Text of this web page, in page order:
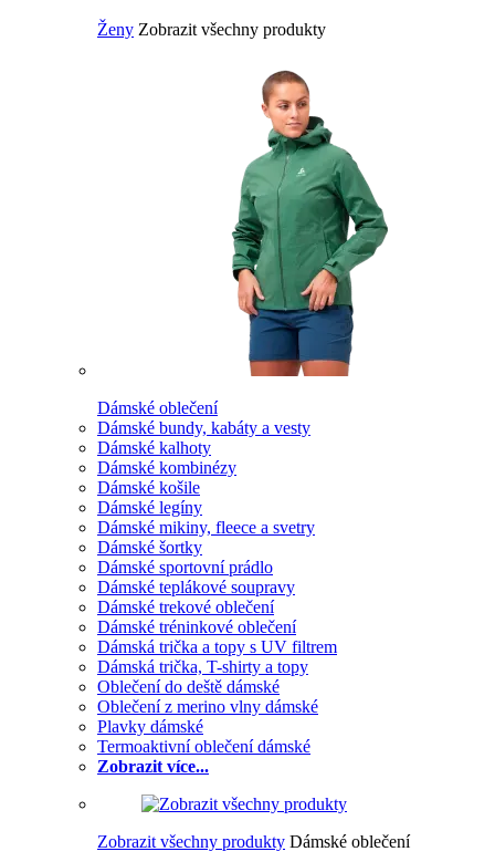
Ženy Zobrazit všechny produkty
Dámské oblečení
Dámské bundy, kabáty a vesty
Dámské kalhoty
Dámské kombinézy
Dámské košile
Dámské legíny
Dámské mikiny, fleece a svetry
Dámské šortky
Dámské sportovní prádlo
Dámské teplákové soupravy
Dámské trekové oblečení
Dámské tréninkové oblečení
Dámská trička a topy s UV filtrem
Dámská trička, T-shirty a topy
Oblečení do deště dámské
Oblečení z merino vlny dámské
Plavky dámské
Termoaktivní oblečení dámské
Zobrazit více...
Zobrazit všechny produkty Dámské oblečení